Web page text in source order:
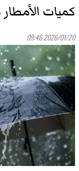
كميات الأمطار
2026/01/20 09:46